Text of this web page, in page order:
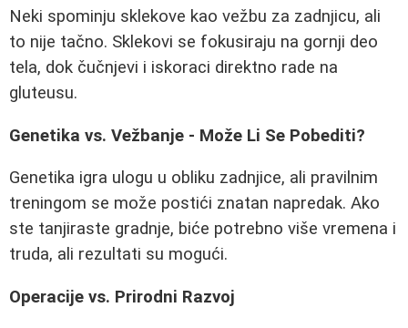
Neki spominju sklekove kao vežbu za zadnjicu, ali
to nije tačno. Sklekovi se fokusiraju na gornji deo
tela, dok čučnjevi i iskoraci direktno rade na
gluteusu.
Genetika vs. Vežbanje - Može Li Se Pobediti?
Genetika igra ulogu u obliku zadnjice, ali pravilnim
treningom se može postići znatan napredak. Ako
ste tanjiraste gradnje, biće potrebno više vremena i
truda, ali rezultati su mogući.
Operacije vs. Prirodni Razvoj